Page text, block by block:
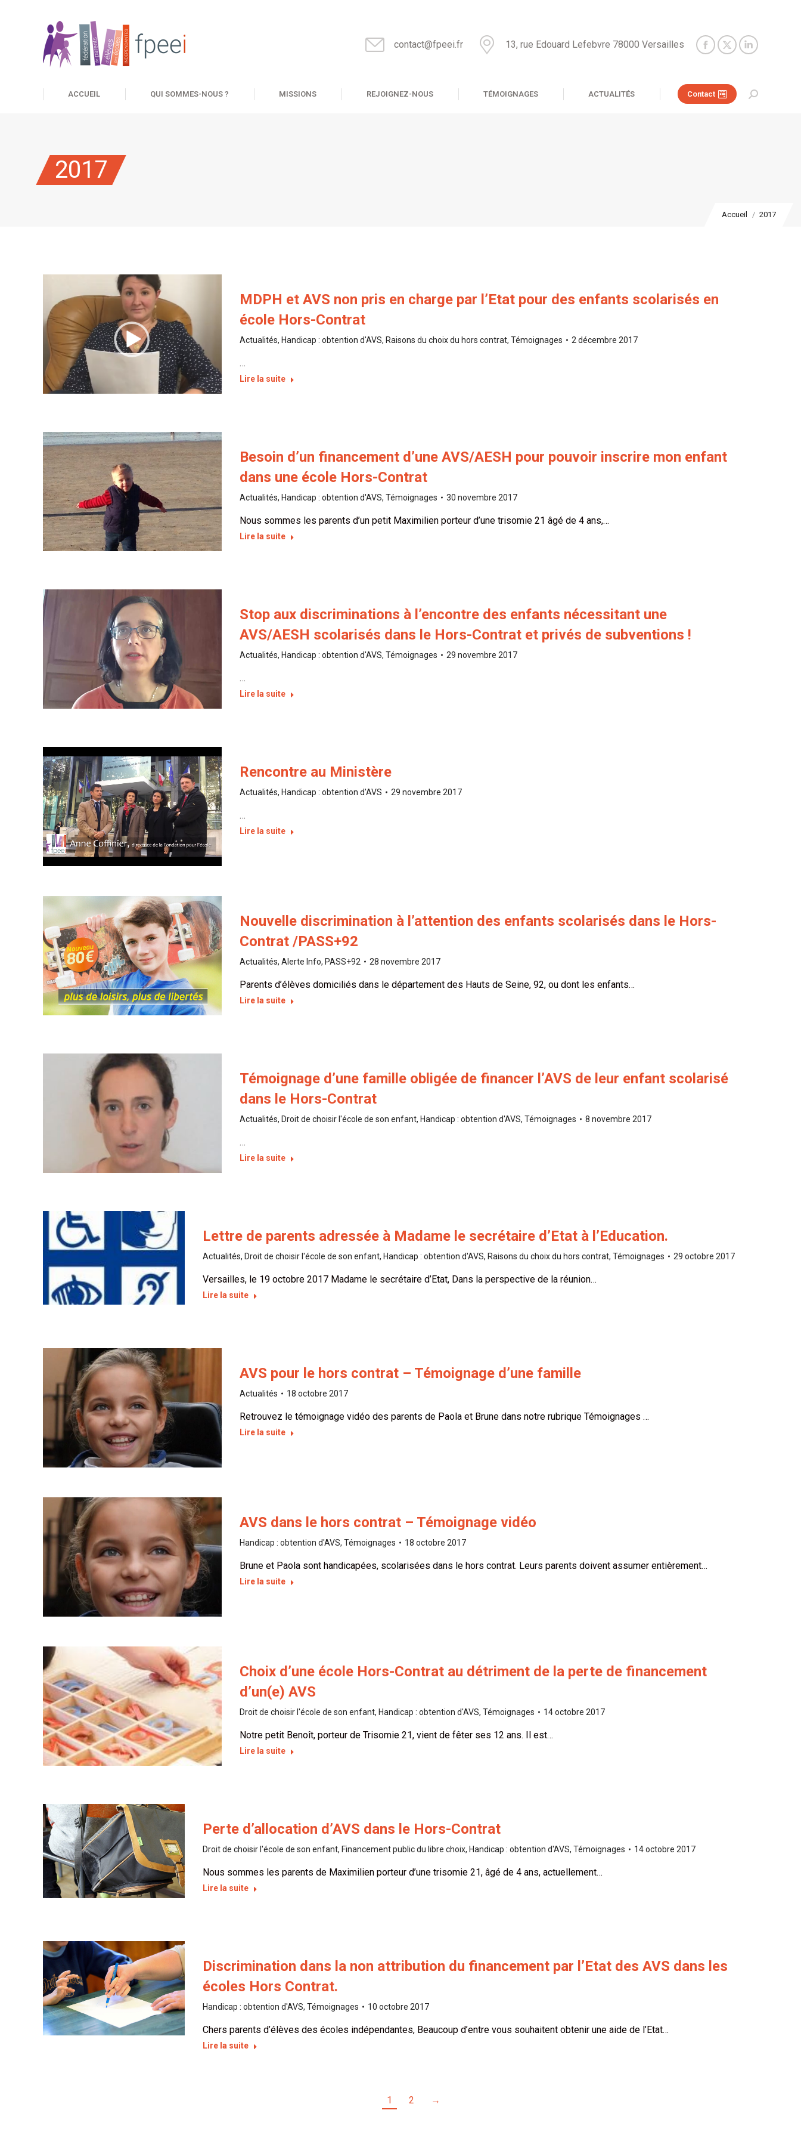
contact@fpeei.fr 13, rue Edouard Lefebvre 78000 Versailles
ACCUEIL QUI SOMMES-NOUS ? MISSIONS REJOIGNEZ-NOUS TÉMOIGNAGES ACTUALITÉS Contact
Recherche
2017
Vous êtes ici :
Accueil 2017
MDPH et AVS non pris en charge par l’Etat pour des enfants scolarisés en
école Hors-Contrat
Actualités, Handicap : obtention d'AVS, Raisons du choix du hors contrat, Témoignages 2 décembre 2017
…
Lire la suite
Besoin d’un financement d’une AVS/AESH pour pouvoir inscrire mon enfant
dans une école Hors-Contrat
Actualités, Handicap : obtention d'AVS, Témoignages 30 novembre 2017
Nous sommes les parents d’un petit Maximilien porteur d’une trisomie 21 âgé de 4 ans,…
Lire la suite
Stop aux discriminations à l’encontre des enfants nécessitant une
AVS/AESH scolarisés dans le Hors-Contrat et privés de subventions !
Actualités, Handicap : obtention d'AVS, Témoignages 29 novembre 2017
…
Lire la suite
Rencontre au Ministère
Actualités, Handicap : obtention d'AVS 29 novembre 2017
…
Lire la suite
Nouvelle discrimination à l’attention des enfants scolarisés dans le Hors-
Contrat /PASS+92
Actualités, Alerte Info, PASS+92 28 novembre 2017
Parents d’élèves domiciliés dans le département des Hauts de Seine, 92, ou dont les enfants…
Lire la suite
Témoignage d’une famille obligée de financer l’AVS de leur enfant scolarisé
dans le Hors-Contrat
Actualités, Droit de choisir l'école de son enfant, Handicap : obtention d'AVS, Témoignages 8 novembre 2017
…
Lire la suite
Lettre de parents adressée à Madame le secrétaire d’Etat à l’Education.
Actualités, Droit de choisir l'école de son enfant, Handicap : obtention d'AVS, Raisons du choix du hors contrat, Témoignages 29 octobre 2017
Versailles, le 19 octobre 2017 Madame le secrétaire d’Etat, Dans la perspective de la réunion…
Lire la suite
AVS pour le hors contrat – Témoignage d’une famille
Actualités 18 octobre 2017
Retrouvez le témoignage vidéo des parents de Paola et Brune dans notre rubrique Témoignages …
Lire la suite
AVS dans le hors contrat – Témoignage vidéo
Handicap : obtention d'AVS, Témoignages 18 octobre 2017
Brune et Paola sont handicapées, scolarisées dans le hors contrat. Leurs parents doivent assumer entièrement…
Lire la suite
Choix d’une école Hors-Contrat au détriment de la perte de financement
d’un(e) AVS
Droit de choisir l'école de son enfant, Handicap : obtention d'AVS, Témoignages 14 octobre 2017
Notre petit Benoît, porteur de Trisomie 21, vient de fêter ses 12 ans. Il est…
Lire la suite
Perte d’allocation d’AVS dans le Hors-Contrat
Droit de choisir l'école de son enfant, Financement public du libre choix, Handicap : obtention d'AVS, Témoignages 14 octobre 2017
Nous sommes les parents de Maximilien porteur d’une trisomie 21, âgé de 4 ans, actuellement…
Lire la suite
Discrimination dans la non attribution du financement par l’Etat des AVS dans les
écoles Hors Contrat.
Handicap : obtention d'AVS, Témoignages 10 octobre 2017
Chers parents d’élèves des écoles indépendantes, Beaucoup d’entre vous souhaitent obtenir une aide de l’Etat…
Lire la suite
1 2 →